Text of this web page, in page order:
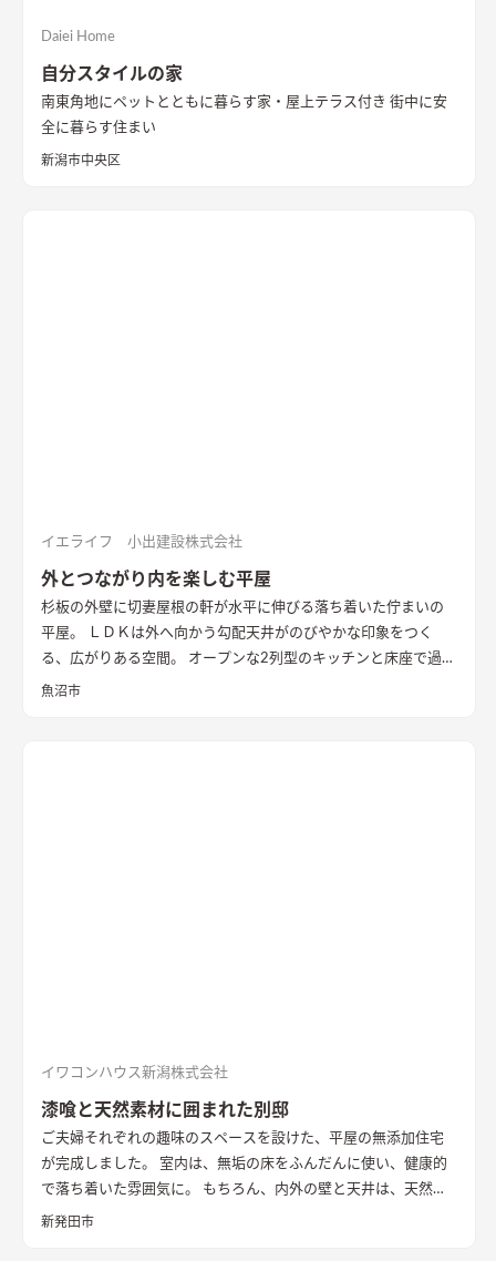
Daiei Home
自分スタイルの家
南東角地にペットとともに暮らす家・屋上テラス付き 街中に安
全に暮らす住まい
新潟市中央区
イエライフ 小出建設株式会社
外とつながり内を楽しむ平屋
杉板の外壁に切妻屋根の軒が水平に伸びる落ち着いた佇まいの
平屋。 ＬＤＫは外へ向かう勾配天井がのびやかな印象をつく
る、広がりある空間。 オープンな2列型のキッチンと床座で過ご
す畳敷きのリビングが隣り合い、料理をする時、食事の時、く
魚沼市
イワコンハウス新潟株式会社
漆喰と天然素材に囲まれた別邸
ご夫婦それぞれの趣味のスペースを設けた、平屋の無添加住宅
が完成しました。 室内は、無垢の床をふんだんに使い、健康的
で落ち着いた雰囲気に。 もちろん、内外の壁と天井は、天然素
材100％の無添加住宅オリジナル漆喰。 リビングの大きな窓か
新発田市